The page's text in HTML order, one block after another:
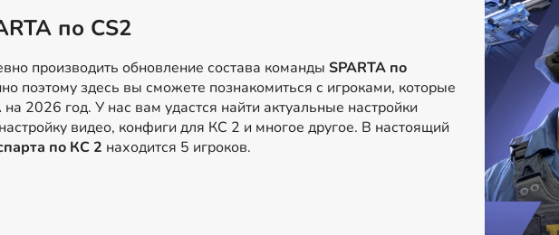
по CS2
производить обновление состава команды SPARTA по
поэтому здесь вы сможете познакомиться с игроками, которые
2026 год. У нас вам удастся найти актуальные настройки
видео, конфиги для КС 2 и многое другое. В настоящий
по КС 2 находится 5 игроков.